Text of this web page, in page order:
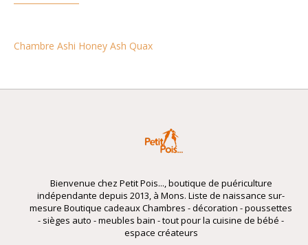
Chambre Ashi Honey Ash Quax
Bienvenue chez Petit Pois..., boutique de puériculture
indépendante depuis 2013, à Mons. Liste de naissance sur-
mesure Boutique cadeaux Chambres - décoration - poussettes
- sièges auto - meubles bain - tout pour la cuisine de bébé -
espace créateurs